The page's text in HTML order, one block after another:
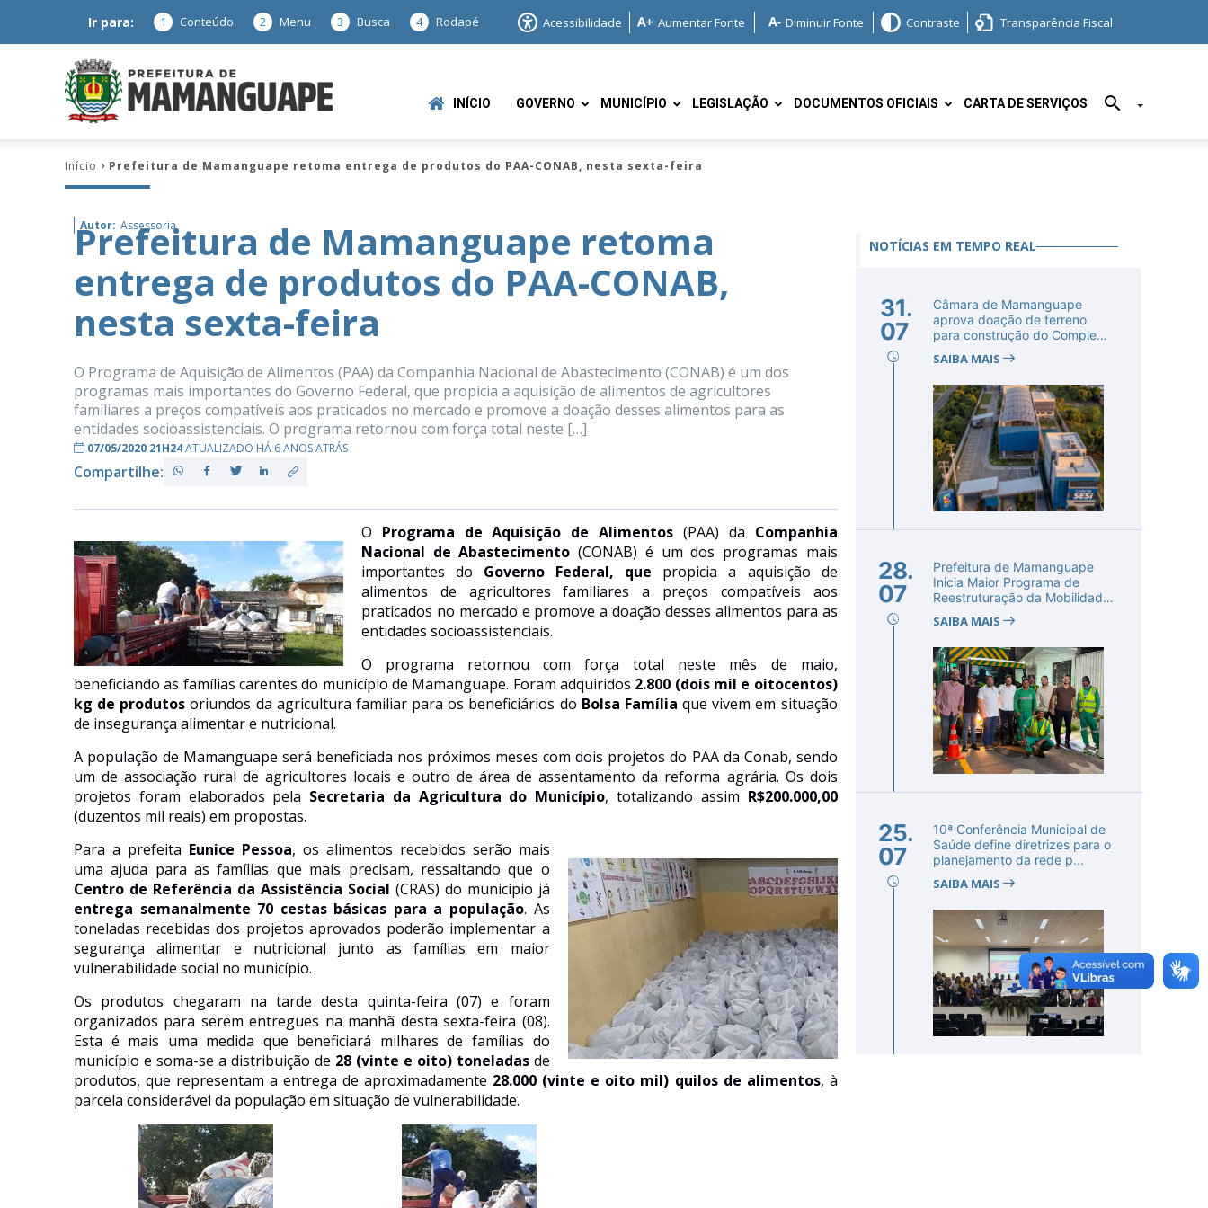
Ir para: 1 Conteúdo 2 Menu 3 Busca 4 Rodapé Acessibilidade Aumentar Fonte Diminuir Fonte Contraste Transparência Fiscal
Mamanguape
–
INÍCIO GOVERNO MUNICÍPIO LEGISLAÇÃO DOCUMENTOS OFICIAIS CARTA DE SERVIÇOS
Início Prefeitura de Mamanguape retoma entrega de produtos do PAA-CONAB, nesta sexta-feira
Autor: Assessoria
Prefeitura de Mamanguape retoma
entrega de produtos do PAA-CONAB,
nesta sexta-feira
O Programa de Aquisição de Alimentos (PAA) da Companhia Nacional de Abastecimento (CONAB) é um dos
programas mais importantes do Governo Federal, que propicia a aquisição de alimentos de agricultores
familiares a preços compatíveis aos praticados no mercado e promove a doação desses alimentos para as
entidades socioassistenciais. O programa retornou com força total neste […]
07/05/2020 21H24ATUALIZADO HÁ 6 ANOS ATRÁS
Compartilhe:
O Programa de Aquisição de Alimentos (PAA) da Companhia
Nacional de Abastecimento (CONAB) é um dos programas mais
importantes do Governo Federal, que propicia a aquisição de
alimentos de agricultores familiares a preços compatíveis aos
praticados no mercado e promove a doação desses alimentos para as
entidades socioassistenciais.
O programa retornou com força total neste mês de maio,
beneficiando as famílias carentes do município de Mamanguape. Foram adquiridos 2.800 (dois mil e oitocentos)
kg de produtos oriundos da agricultura familiar para os beneficiários do Bolsa Famíliaque vivemem situação
de insegurança alimentare nutricional.
A população de Mamanguapeserá beneficiada nos próximos meses com dois projetos do PAA da Conab, sendo
um de associação rural de agricultores locais e outro de área de assentamento da reforma agrária. Os dois
projetos foram elaborados pela Secretaria da Agricultura do Município, totalizando assim R$200.000,00
(duzentos mil reais) em propostas.
Para a prefeita Eunice Pessoa, os alimentos recebidos serão mais
uma ajuda para as famílias que mais precisam, ressaltando que o
Centro de Referência da Assistência Social (CRAS) do município já
entrega semanalmente 70 cestas básicas para a população. As
toneladas recebidas dos projetos aprovados poderão implementar a
segurança alimentar e nutricional junto as famílias em maior
vulnerabilidade social no município.
Os produtos chegaram na tarde desta quinta-feira (07) e foram
organizados para serem entregues na manhã desta sexta-feira (08).
Esta é mais uma medida que beneficiará milhares de famílias do
município e soma-se a distribuição de 28 (vinte e oito) toneladasde
produtos,que representam a entrega de aproximadamente 28.000 (vinte e oito mil) quilos de alimentos, à
parcela considerável da população em situação de vulnerabilidade.
NOTÍCIAS EM TEMPO REAL
31.
07
Câmara de Mamanguape
aprova doação de terreno
para construção do Complexo
SAIBA MAIS
28.
07
Prefeitura de Mamanguape
Inicia Maior Programa de
Reestruturação da Mobilidade
SAIBA MAIS
25.
07
10ª Conferência Municipal de
Saúde define diretrizes para o
planejamento da rede p...
SAIBA MAIS